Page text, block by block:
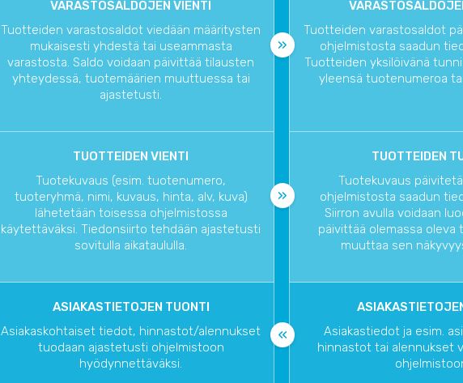
VARASTOSALDOJEN VIENTI
Tuotteiden varastosaldot viedään määritysten
mukaisesti yhdestä tai useammasta
varastosta. Saldo voidaan päivittää tilausten
yhteydessä, tuotemäärien muuttuessa tai
ajastetusti.
Tuotteiden varastosaldot
ohjelmistosta saadun
Tuotteiden yksilöivänä
yleensä tuotenumeroa
TUOTTEIDEN VIENTI
Tuotekuvaus (esim. tuotenumero,
tuoteryhmä, nimi, kuvaus, hinta, alv, kuva)
lähetetään toisessa ohjelmistossa
käytettäväksi. Tiedonsiirto tehdään ajastetusti
sovitulla aikataululla.
TUOTTEIDEN
Tuotekuvaus
ohjelmistosta saadun
Siirron avulla voidaan
päivittää olemassa oleva
muuttaa sen
ASIAKASTIETOJEN TUONTI
Asiakaskohtaiset tiedot, hinnastot/alennukset
tuodaan ajastetusti ohjelmistoon
hyödynnettäväksi.
Asiakastiedot ja esim.
hinnastot tai alennukset